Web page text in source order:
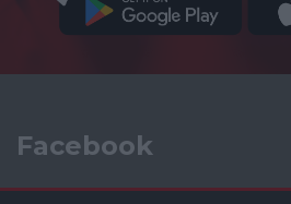
Facebook